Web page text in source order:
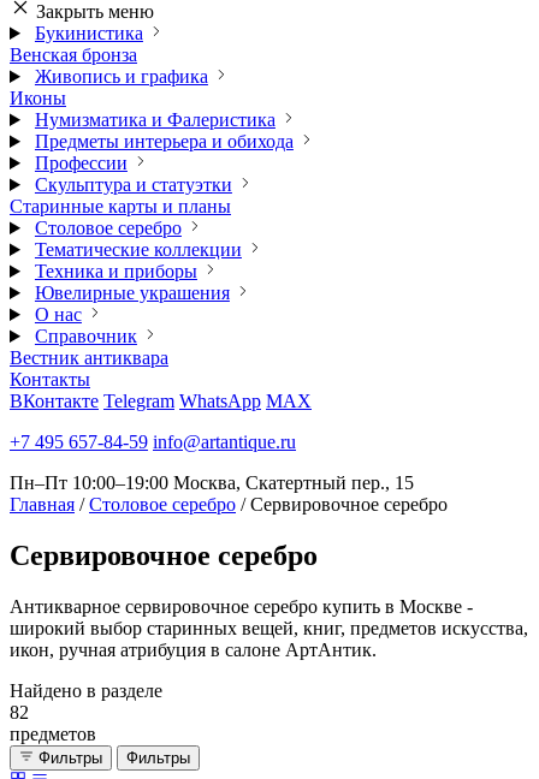
Закрыть меню
Букинистика
Венская бронза
Живопись и графика
Иконы
Нумизматика и Фалеристика
Предметы интерьера и обихода
Профессии
Скульптура и статуэтки
Старинные карты и планы
Столовое серебро
Тематические коллекции
Техника и приборы
Ювелирные украшения
О нас
Справочник
Вестник антиквара
Контакты
ВКонтакте Telegram WhatsApp MAX
+7 495 657-84-59 info@artantique.ru
Пн–Пт 10:00–19:00 Москва, Скатертный пер., 15
Главная / Столовое серебро / Сервировочное серебро
Сервировочное серебро
Антикварное сервировочное серебро купить в Москве -
широкий выбор старинных вещей, книг, предметов искусства,
икон, ручная атрибуция в салоне АртАнтик.
Найдено в разделе
82
предметов
Фильтры Фильтры